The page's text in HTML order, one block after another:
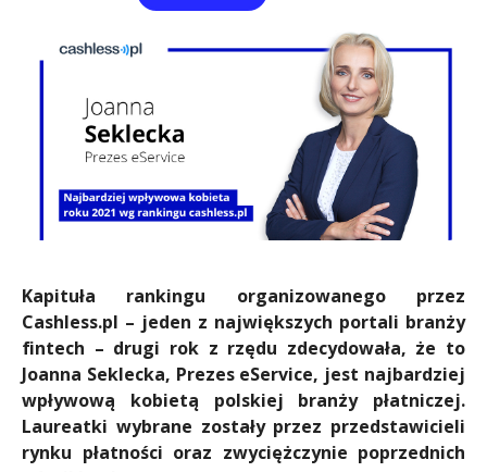
Kapituła rankingu organizowanego przez
Cashless.pl – jeden z największych portali branży
fintech – drugi rok z rzędu zdecydowała, że to
Joanna Seklecka, Prezes eService, jest najbardziej
wpływową kobietą polskiej branży płatniczej.
Laureatki wybrane zostały przez przedstawicieli
rynku płatności oraz zwyciężczynie poprzednich